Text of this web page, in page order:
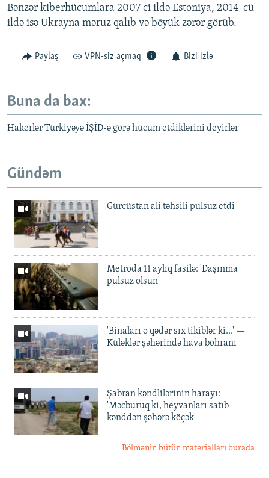
Bənzər kiberhücumlara 2007 ci ildə Estoniya, 2014-cü
ildə isə Ukrayna məruz qalıb və böyük zərər görüb.
Paylaş VPN-siz açmaq Bizi izlə
Buna da bax:
Hakerlər Türkiyəyə İŞİD-ə görə hücum etdiklərini deyirlər
Gündəm
Gürcüstan ali təhsili pulsuz etdi
Metroda 11 aylıq fasilə: 'Daşınma
pulsuz olsun'
'Binaları o qədər sıx tikiblər ki...' —
Küləklər şəhərində hava böhranı
Şabran kəndlilərinin harayı:
'Məcburuq ki, heyvanları satıb
kənddən şəhərə köçək'
Bölmənin bütün materialları burada